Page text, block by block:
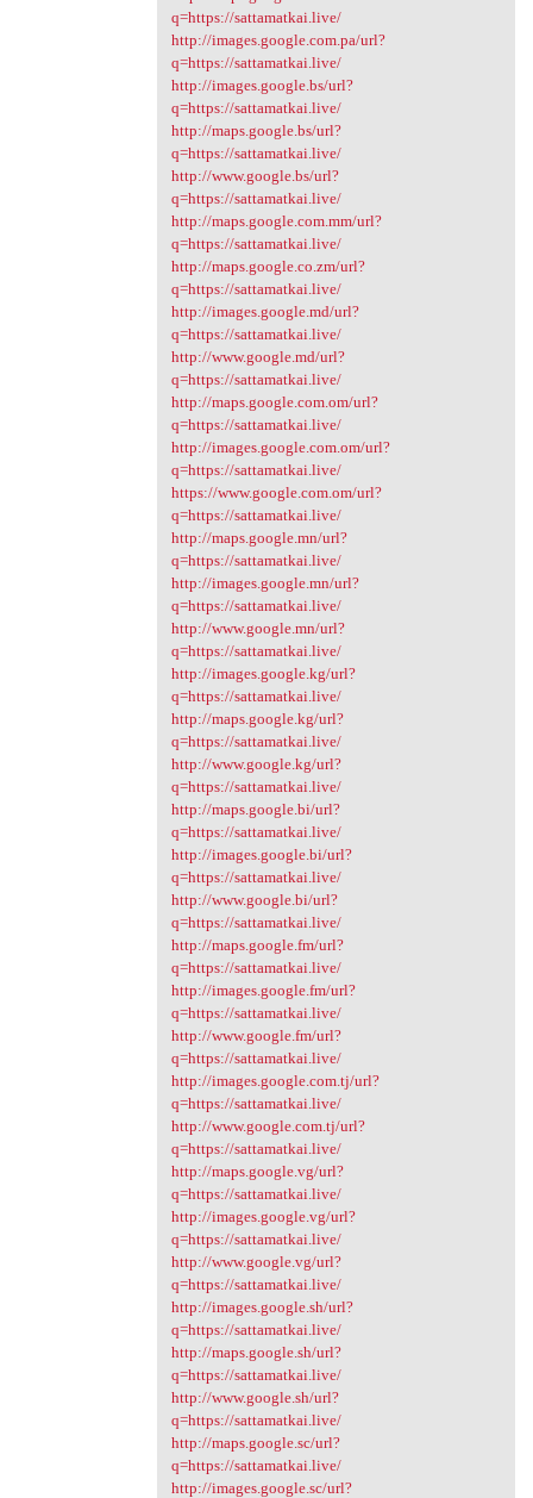
q=https://sattamatkai.live/
http://images.google.com.pa/url?
q=https://sattamatkai.live/
http://images.google.bs/url?
q=https://sattamatkai.live/
http://maps.google.bs/url?
q=https://sattamatkai.live/
http://www.google.bs/url?
q=https://sattamatkai.live/
http://maps.google.com.mm/url?
q=https://sattamatkai.live/
http://maps.google.co.zm/url?
q=https://sattamatkai.live/
http://images.google.md/url?
q=https://sattamatkai.live/
http://www.google.md/url?
q=https://sattamatkai.live/
http://maps.google.com.om/url?
q=https://sattamatkai.live/
http://images.google.com.om/url?
q=https://sattamatkai.live/
https://www.google.com.om/url?
q=https://sattamatkai.live/
http://maps.google.mn/url?
q=https://sattamatkai.live/
http://images.google.mn/url?
q=https://sattamatkai.live/
http://www.google.mn/url?
q=https://sattamatkai.live/
http://images.google.kg/url?
q=https://sattamatkai.live/
http://maps.google.kg/url?
q=https://sattamatkai.live/
http://www.google.kg/url?
q=https://sattamatkai.live/
http://maps.google.bi/url?
q=https://sattamatkai.live/
http://images.google.bi/url?
q=https://sattamatkai.live/
http://www.google.bi/url?
q=https://sattamatkai.live/
http://maps.google.fm/url?
q=https://sattamatkai.live/
http://images.google.fm/url?
q=https://sattamatkai.live/
http://www.google.fm/url?
q=https://sattamatkai.live/
http://images.google.com.tj/url?
q=https://sattamatkai.live/
http://www.google.com.tj/url?
q=https://sattamatkai.live/
http://maps.google.vg/url?
q=https://sattamatkai.live/
http://images.google.vg/url?
q=https://sattamatkai.live/
http://www.google.vg/url?
q=https://sattamatkai.live/
http://images.google.sh/url?
q=https://sattamatkai.live/
http://maps.google.sh/url?
q=https://sattamatkai.live/
http://www.google.sh/url?
q=https://sattamatkai.live/
http://maps.google.sc/url?
q=https://sattamatkai.live/
http://images.google.sc/url?